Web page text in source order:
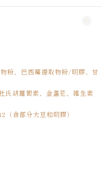
粉、巴西莓提取物粉/明膠、甘
氏胡蘿蔔素、金盞花、維生素
（含部分大豆和明膠）